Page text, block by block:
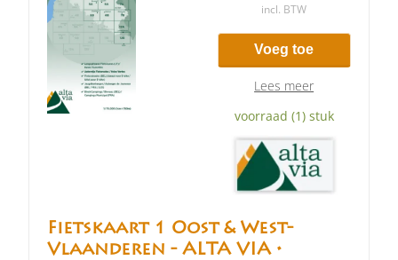
incl. BTW
Voeg toe
Lees meer
voorraad (1) stuk
Fietskaart 1 Oost & West-
Vlaanderen - ALTA VIA •